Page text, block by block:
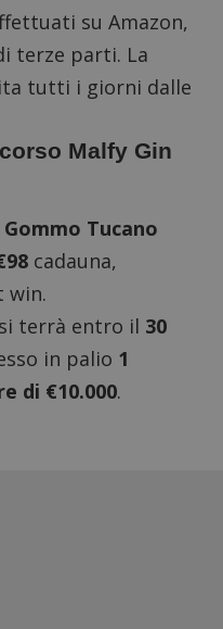
su Amazon,
terze parti. La
tutti i giorni dalle
Malfy Gin
Tucano
cadauna,
win.
terrà entro il 30
in palio 1
di €10.000.